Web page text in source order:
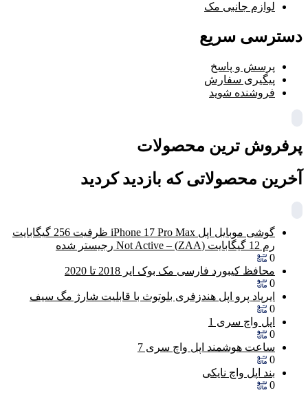
لوازم جانبی مک
دسترسی سریع
پرسش و پاسخ
پیگیری سفارش
فروشنده شوید
پرفروش ترین محصولات
آخرین محصولاتی که بازدید کردید
گوشی موبایل اپل iPhone 17 Pro Max ظرفیت 256 گیگابایت
رم 12 گیگابایت (ZAA) – Not Active رجیستر شده
0
محافظ کیبورد فارسی مک بوک ایر 2018 تا 2020
0
ایرپاد پرو اپل هندزفری بلوتوث با قابلیت شارژ مگ سیف
0
اپل واچ سری 1
0
ساعت هوشمند اپل واچ سری 7
0
بند اپل واچ نایکی
0